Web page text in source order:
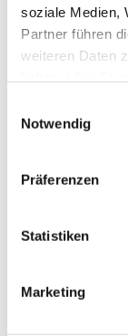
soziale Medien,
Partner führen
weiteren Daten
Notwendig
Präferenzen
Statistiken
Marketing